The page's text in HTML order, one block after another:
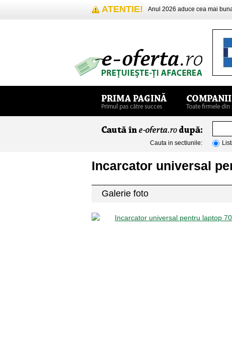
ATENTIE! Anul 2026 aduce cea mai
Cauta in sectiunile:
Incarcator universal
Galerie foto